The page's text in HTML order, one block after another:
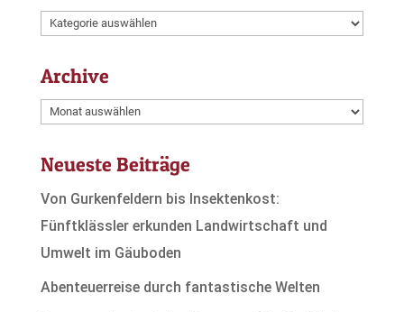
Kategorien
Archive
Archive
Neueste Beiträge
Von Gurkenfeldern bis Insektenkost:
Fünftklässler erkunden Landwirtschaft und
Umwelt im Gäuboden
Abenteuerreise durch fantastische Welten